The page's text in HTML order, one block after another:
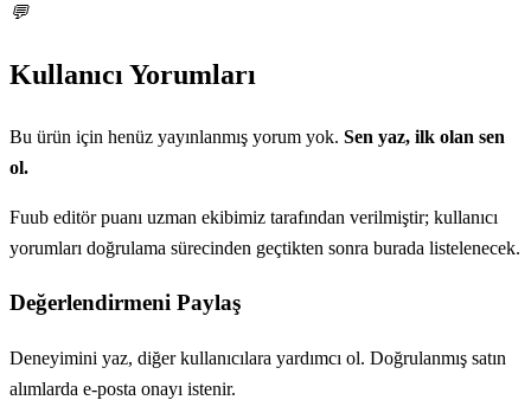
💬
Kullanıcı Yorumları
Bu ürün için henüz yayınlanmış yorum yok. Sen yaz, ilk olan sen
ol.
Fuub editör puanı uzman ekibimiz tarafından verilmiştir; kullanıcı
yorumları doğrulama sürecinden geçtikten sonra burada listelenecek.
Değerlendirmeni Paylaş
Deneyimini yaz, diğer kullanıcılara yardımcı ol. Doğrulanmış satın
alımlarda e-posta onayı istenir.